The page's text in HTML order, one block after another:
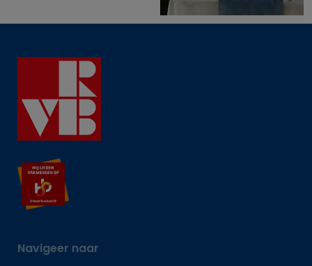
Navigeer naar